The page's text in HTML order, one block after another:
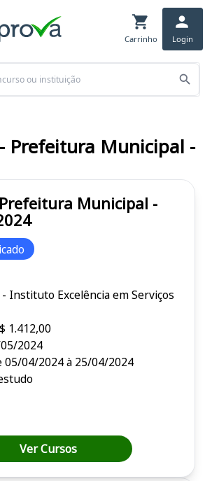
Carrinho Login
Municipal -
Instituto Excelência em Serviços
1.412,00
2024
05/04/2024 à 25/04/2024
Ver Cursos
Prefeitura Municipal -